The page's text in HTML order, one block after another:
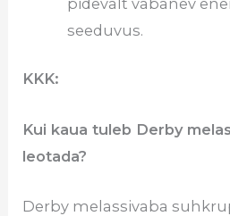
seeduvus.
KKK:
Kui kaua tuleb Derby
leotada?
Derby melassivaba